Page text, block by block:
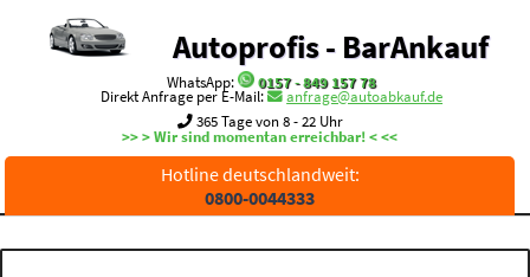
Autoprofis - BarAnkauf
WhatsApp:
0157 - 849 157 78
Direkt Anfrage per E-Mail:
anfrage@autoabkauf.de
365 Tage von 8 - 22 Uhr
>> > Wir sind momentan erreichbar! < <<
Hotline deutschlandweit:
0800-0044333